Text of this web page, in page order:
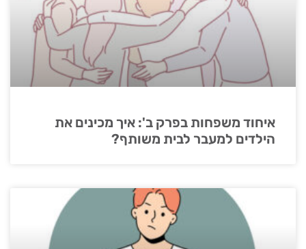
איחוד משפחות בפרק ב': איך מכינים את
הילדים למעבר לבית משותף?